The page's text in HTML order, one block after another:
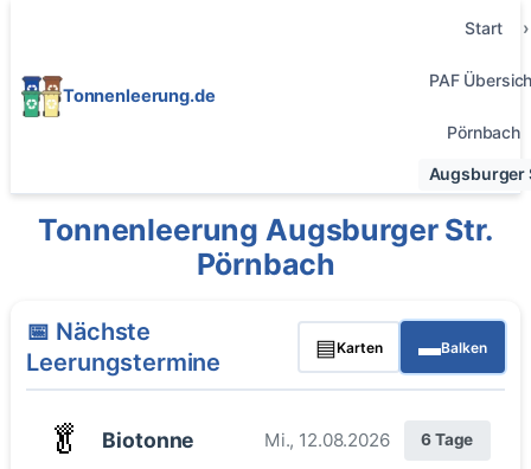
Tonnenleerung.de
Start
PAF
Pörnbach
Augsburger
Tonnenleerung Augsburger Str.
Pörnbach
📅 Nächste
Leerungstermine
▤Karten ▬Balken
🥬 Biotonne Mi., 12.08.2026 6 Tage